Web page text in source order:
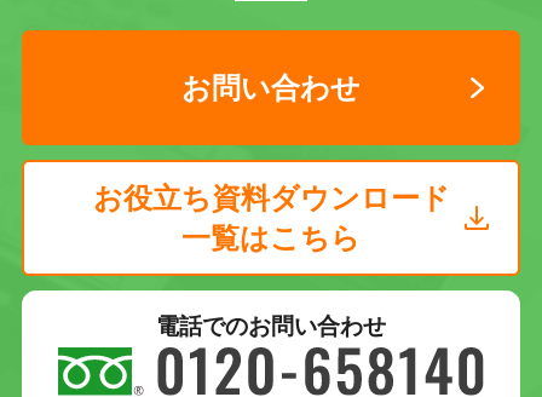
お問い合わせ
お役立ち資料ダウンロード
一覧はこちら
電話でのお問い合わせ